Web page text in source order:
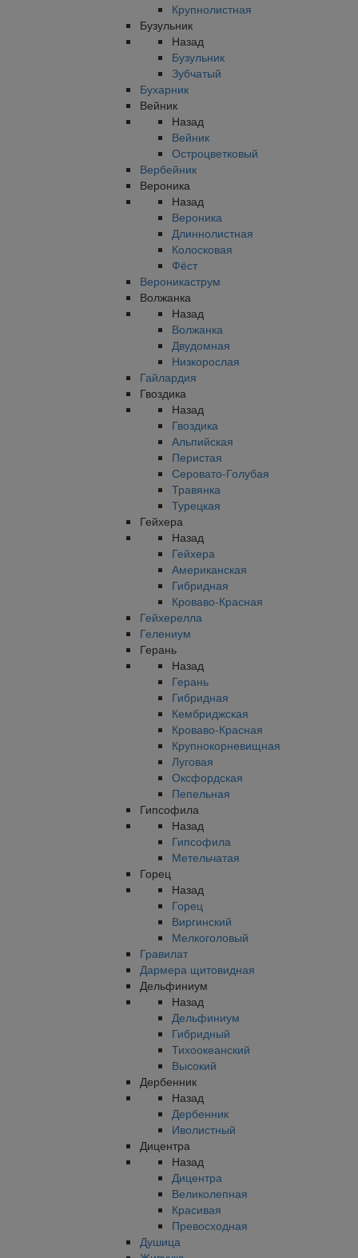
Крупнолистная
Бузульник
Назад
Бузульник
Зубчатый
Бухарник
Вейник
Назад
Вейник
Остроцветковый
Вербейник
Вероника
Назад
Вероника
Длиннолистная
Колосковая
Фёст
Вероникаструм
Волжанка
Назад
Волжанка
Двудомная
Низкорослая
Гайлардия
Гвоздика
Назад
Гвоздика
Альпийская
Перистая
Серовато-Голубая
Травянка
Турецкая
Гейхера
Назад
Гейхера
Американская
Гибридная
Кроваво-Красная
Гейхерелла
Гелениум
Герань
Назад
Герань
Гибридная
Кембриджская
Кроваво-Красная
Крупнокорневищная
Луговая
Оксфордская
Пепельная
Гипсофила
Назад
Гипсофила
Метельчатая
Горец
Назад
Горец
Виргинский
Мелкоголовый
Гравилат
Дармера щитовидная
Дельфиниум
Назад
Дельфиниум
Гибридный
Тихоокеанский
Высокий
Дербенник
Назад
Дербенник
Иволистный
Дицентра
Назад
Дицентра
Великолепная
Красивая
Превосходная
Душица